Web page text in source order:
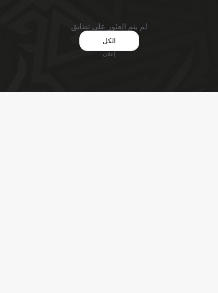
لم يتم العثور على تطابق
الكل
إعلان